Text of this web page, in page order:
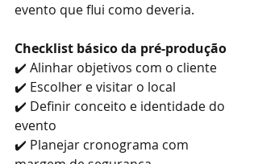
evento que flui como deveria.
Checklist básico da pré-produção
✔️ Alinhar objetivos com o cliente
✔️ Escolher e visitar o local
✔️ Definir conceito e identidade do
evento
✔️ Planejar cronograma com